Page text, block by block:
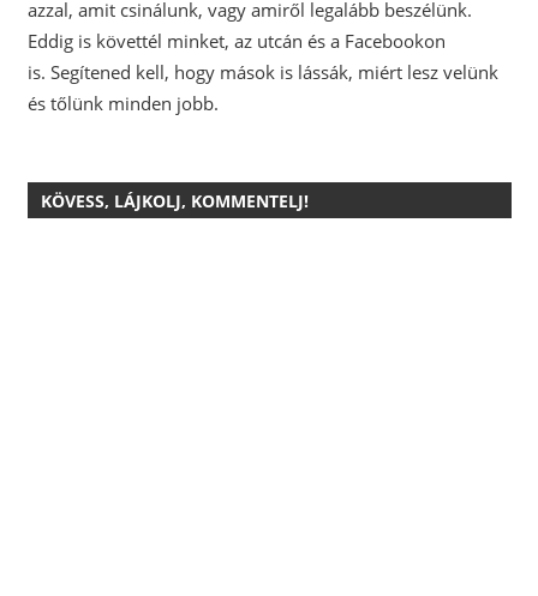
azzal, amit csinálunk, vagy amiről legalább beszélünk.
Eddig is követtél minket, az utcán és a Facebookon
is. Segítened kell, hogy mások is lássák, miért lesz velünk
és tőlünk minden jobb.
KÖVESS, LÁJKOLJ, KOMMENTELJ!